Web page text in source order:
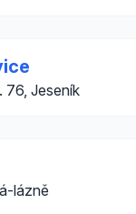
76, Jeseník
lázně